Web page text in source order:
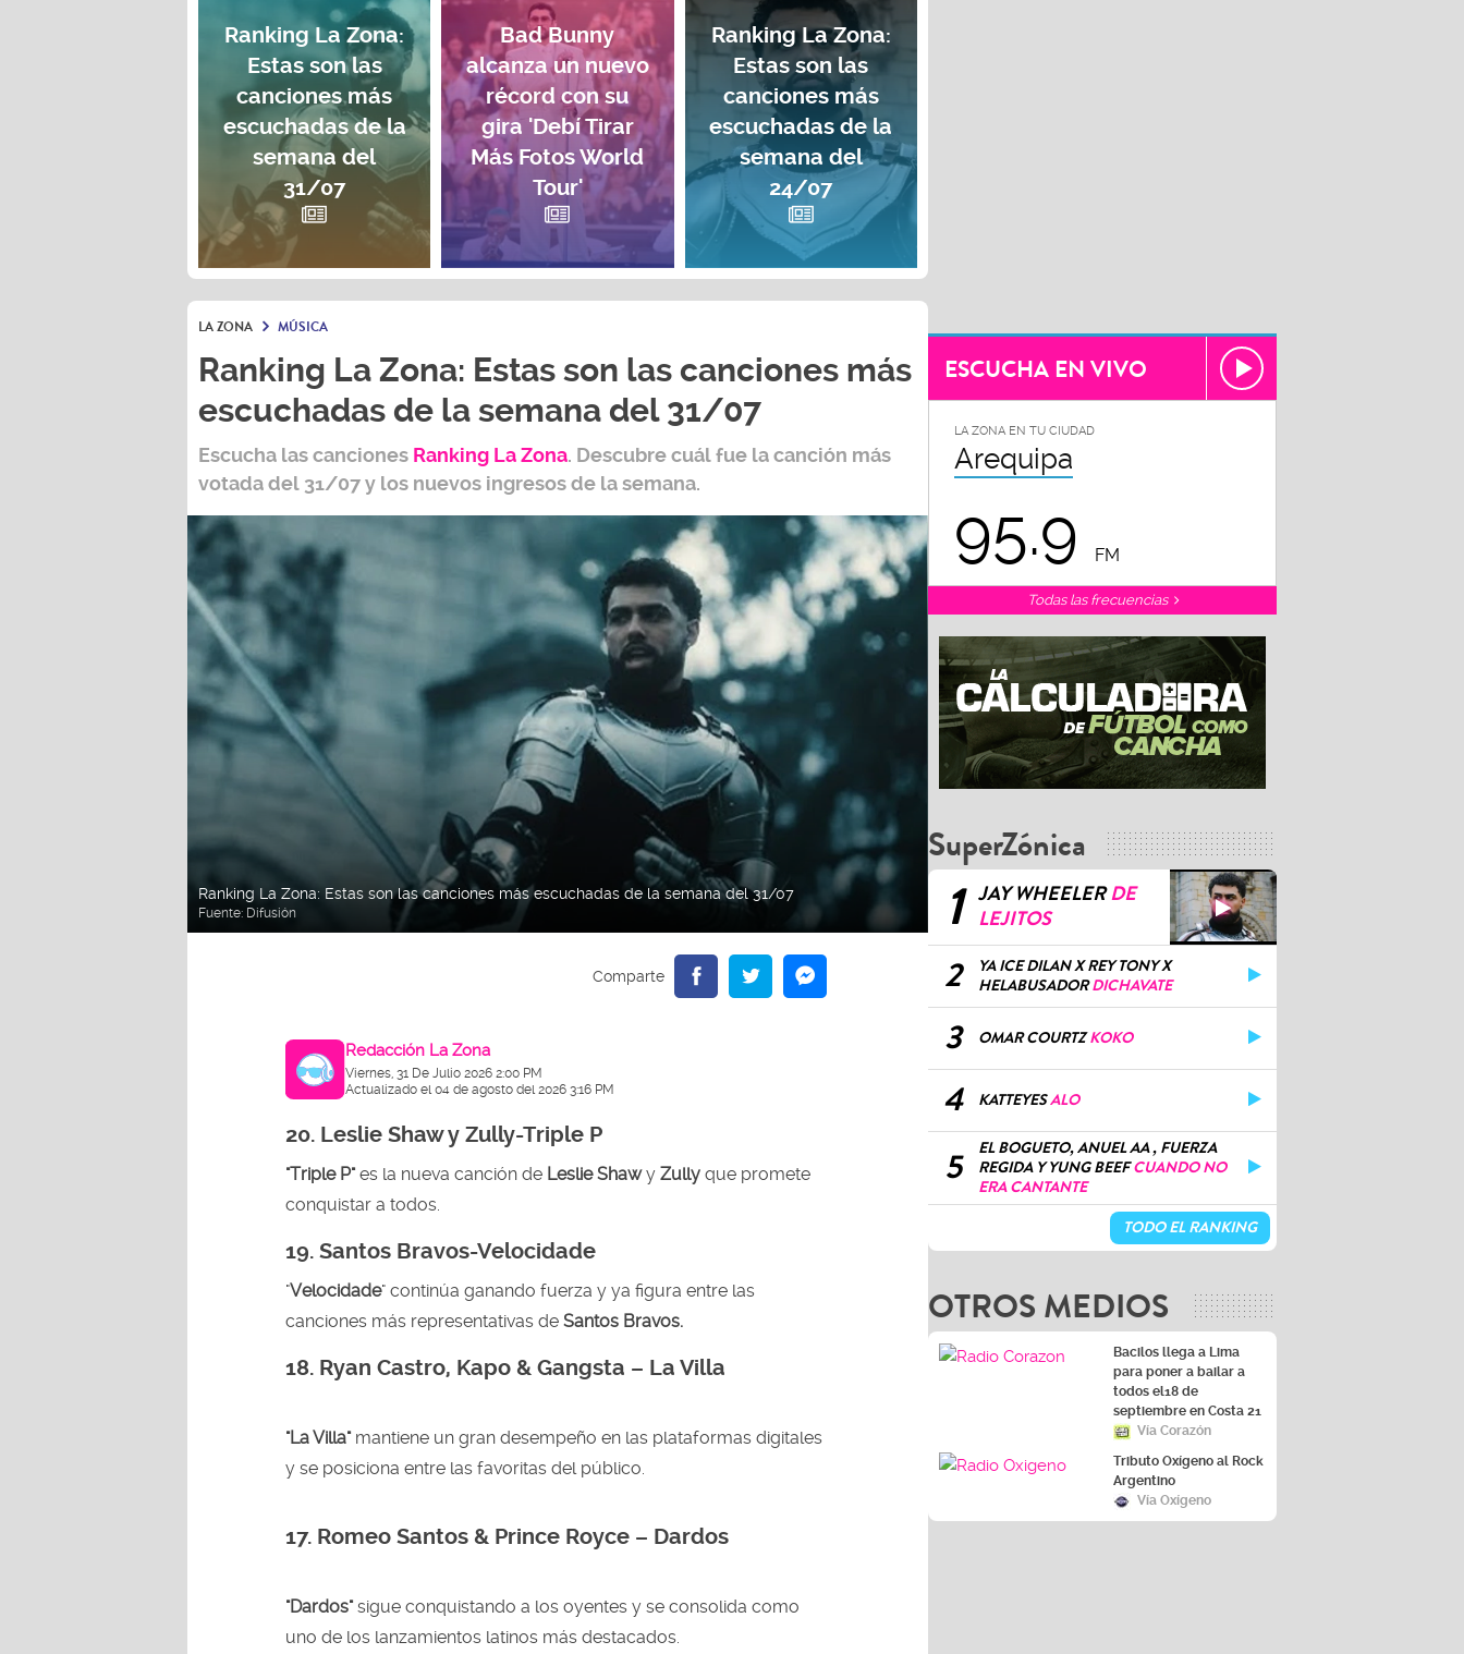
Ranking La Zona:
Estas son las
canciones más
escuchadas de la
semana del
31/07
Bad Bunny
alcanza un nuevo
récord con su
gira 'Debí Tirar
Más Fotos World
Tour'
Ranking La Zona:
Estas son las
canciones más
escuchadas de la
semana del
24/07
LA ZONA MÚSICA
Ranking La Zona: Estas son las canciones más
escuchadas de la semana del 31/07
Escucha las canciones Ranking La Zona. Descubre cuál fue la canción más
votada del 31/07y los nuevos ingresos de la semana.
Ranking La Zona: Estas son las canciones más escuchadas de la semana del 31/07
Fuente: Difusión
Redacción La Zona
Viernes, 31 De Julio 2026 2:00 PM
Actualizado el 04 de agosto del 2026 3:16 PM
20. Leslie Shaw y Zully-Triple P
"Triple P"es la nueva canción de Leslie Shawy Zully que promete
conquistar a todos.
19. Santos Bravos-Velocidade
"Velocidade" continúa ganando fuerza y ya figura entre las
canciones más representativas de Santos Bravos.
18. Ryan Castro, Kapo & Gangsta – La Villa
"La Villa"mantiene un gran desempeño en las plataformas digitales
y se posiciona entre las favoritas del público.
17. Romeo Santos & Prince Royce – Dardos
"Dardos"sigue conquistando a los oyentes y se consolida como
uno de los lanzamientos latinos más destacados.
ESCUCHA EN VIVO
LA ZONA EN TU CIUDAD
Arequipa
95.9 FM
Todas las frecuencias
SuperZónica
1 JAY WHEELERDE
LEJITOS
2
YA ICE DILAN X REY TONY X
HELABUSADORDICHAVATE
3 OMAR COURTZKOKO
4 KATTEYESALO
5
EL BOGUETO, ANUEL AA , FUERZA
REGIDA Y YUNG BEEFCUANDO NO
ERA CANTANTE
TODO EL RANKING
OTROS MEDIOS
Bacilos llega a Lima
para poner a bailar a
todos el18 de
septiembre en Costa 21
Vía Corazón
Tributo Oxígeno al Rock
Argentino
Vía Oxígeno